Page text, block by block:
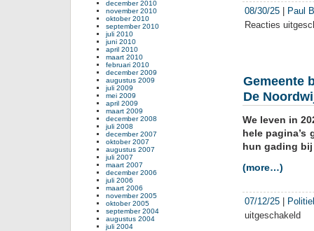
08/30/25 | Paul
Reacties
Gemeente
De
We leven in
hele pagina’s
hun gading
(more…)
07/12/25
uitgeschakeldvoor
december 2010
november 2010
oktober 2010
september 2010
juli 2010
juni 2010
april 2010
maart 2010
februari 2010
december 2009
augustus 2009
juli 2009
mei 2009
april 2009
maart 2009
december 2008
juli 2008
december 2007
oktober 2007
augustus 2007
juli 2007
maart 2007
december 2006
juli 2006
maart 2006
november 2005
oktober 2005
september 2004
augustus 2004
juli 2004